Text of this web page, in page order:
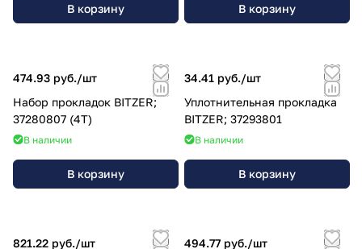
В корзину В корзину
474.93 руб./шт
Набор прокладок BITZER;
37280807 (4T)
В наличии
В корзину
34.41 руб./шт
Уплотнительная прокладка
BITZER; 37293801
В наличии
В корзину
821.22 руб./шт
494.77 руб./шт